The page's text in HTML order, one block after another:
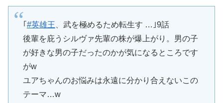
｢ #英雄王 、武を極めるため転生す …｣9話
後輩を庇うシルヴァ先輩の株が爆上がり。男の子
が好きな男の子だったのかが気になるところです
がw
ユアちゃんのお悩みは永遠に分かり合えないこの
テーマ…w